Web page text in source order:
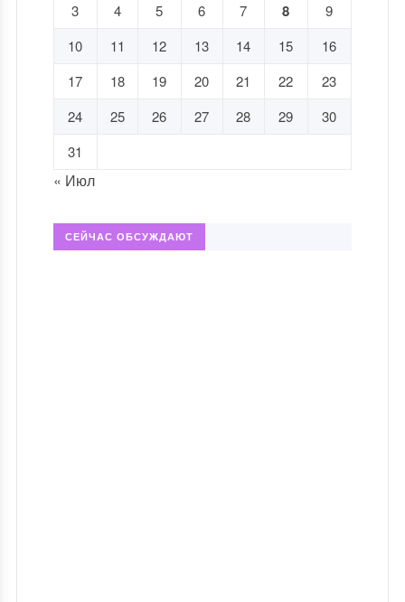
3
4 5 6 7 8
9
10
11 12 13 14 15
16
17
18 19 20 21 22
23
24
25 26 27 28 29
30
31
« Июл
СЕЙЧАС ОБСУЖДАЮТ